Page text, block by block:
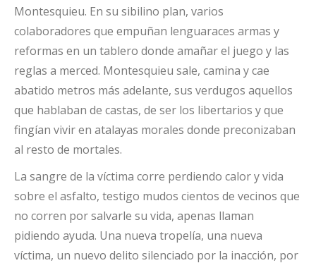
Montesquieu. En su sibilino plan, varios
colaboradores que empuñan lenguaraces armas y
reformas en un tablero donde amañar el juego y las
reglas a merced. Montesquieu sale, camina y cae
abatido metros más adelante, sus verdugos aquellos
que hablaban de castas, de ser los libertarios y que
fingían vivir en atalayas morales donde preconizaban
al resto de mortales.
La sangre de la víctima corre perdiendo calor y vida
sobre el asfalto, testigo mudos cientos de vecinos que
no corren por salvarle su vida, apenas llaman
pidiendo ayuda. Una nueva tropelía, una nueva
víctima, un nuevo delito silenciado por la inacción, por